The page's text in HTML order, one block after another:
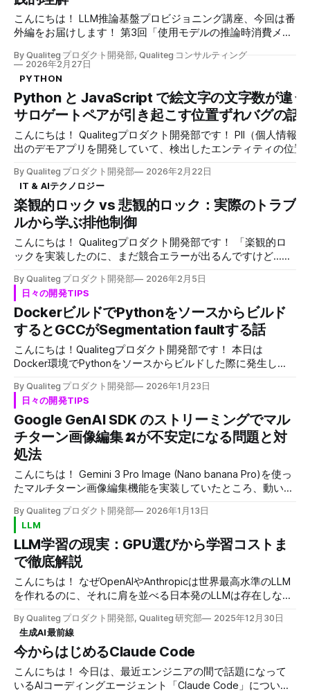
の高いベンチマークとして知られています。 本分析では、
商用APIモデルとオープンモデルの両方を対象に、それぞれ
の特徴や傾向を詳しく見ていきます。 オープンソースモデ
ルについて Weightがオープンなモデルは場合によっては
「オープンソースモデル」、「OSSモデル」と呼ばれます
が、モデルによっては「オープンソース」と呼ぶには不十分
な場合があるため本稿では、「オープンソースモデル」では
なく「オープンモデル」と表現しています。 ベンチマーク
分析について 本レポートは
こんにちは！ LLM推論基盤プロビジョニング講座、今回は番
外編をお届けします！ 第3回「使用モデルの推論時消費メモ
のフットプリントとKVキャッシュを紹介し、1トークンあた
りのKVキャッシュサイズの計算方法を解説しました。 また
第4回「推論エンジンの選定」ではvLLMやDeepSpeedなど
各推論エンジンの特性を比較し、第5回では量子化や並列化
による最適化戦略を解説してきました。 しかし、実はKVキ
ャッシュにはまだまだ掘り下げるべきトピックがあります。
* KVキャッシュをGPUのVRAMからCPU RAMやディスクにオ
フロードしたらどうなるのか？ どのくらい遅くなるのか？ *
HuggingFace TransformersとvLLMでは、KVキャッシュの管
理方針がなぜ根本的に異なるのか？ * そもそもKVキャッシ
ュが大きくなる原因であるアテンション構造を変えてしまう
GQA（Grouped-Query Attention）とは何か？ 第5回で紹介
した量子化とは別の軸で、KVキャッシュを劇的に小さくす
る技術です。
By Qualiteg プロダクト開発部, Qualiteg コンサルティング
2026年2月27日
PYTHON
Python と JavaScript で絵文字の文字数が違う
サロゲートペアが引き起こす位置ずれバグの話
こんにちは！ Qualitegプロダクト開発部です！ PII（個人情報）検
出のデモアプリを開発していて、検出したエンティティの位置
Python（FastAPI）、フロントエンドは JavaScript という構成
す。 ある日、テストデータにこんなメール文面を使ったところ、
ハイライトの位置が途中から微妙にずれるバグに遭遇しました
鈴木一郎 様 いつもお世話になっております。 サンプル商事の佐藤
でございます。 先日の件、確認が取れましたのでご連絡いたしま
す。 お忙しいところ恐縮ですが、ご確認のほど宜しくお願い致し
ます。 💻 ＃オンラインでのお打ち合わせ、お気軽に声がけくださ
い！
サンプル商事株式会社 営業部 第一課 山田 太郎 （Yamada
Taro） 〒100-0001 東京都千代田区千代田1-1-1 サンプルビル
tel: 03-1234-5678 https://example.com/contact 検出結果をハイ
ライト表示
By Qualiteg プロダクト開発部 2026年2月22日
IT & AIテクノロジー
楽観的ロック vs 悲観的ロック：実際のトラブ
ルから学ぶ排他制御
こんにちは！ Qualitegプロダクト開発部です！ 「楽観的ロ
ックを実装したのに、まだ競合エラーが出るんですけど...」
観的ロックと悲観的ロックの違いを、実際に発生したトラブ
ルを通じて解説します。 抽象的な説明ではなく、 「なぜそ
れが必要なのか」「どんな問題を解決できるのか」 を実感
できる内容を目指します。 目次 1. 問題の背景：並列処理で
謎のエラー 2. ロックなしの世界：なぜ競合が起きるのか 3.
楽観的ロックの導入：期待と現実 4. 楽観的ロックの限界：
解決できなかった問題 5. 悲観的ロックによる解決 6. 実装時
のハマりポイント 7. どちらを選ぶべきか：判断基準 8. まと
め 1. 問題の背景：並列処理で謎のエラー 1.1 システムの概要
私たちが開発していたのは、 複数のワークスペースを切り
替えて使用するAPIサーバー でした。 当社AI関係のプロダク
トの一部だったのですが、結合テスト兼負荷テストを実行す
ると、まれに発生してしまっていました。 ユーザーは複数
のワーキン
By Qualiteg プロダクト開発部 2026年2月5日
日々の開発TIPS
DockerビルドでPythonをソースからビルド
するとGCCがSegmentation faultする話
こんにちは！Qualitegプロダクト開発部です！ 本日は
Docker環境でPythonをソースからビルドした際に発生し
ついて共有します。 一見すると「リソース不足」や
「Docker特有の問題」に見えますが、実際には
PGO（Profile Guided Optimization）とLTO（Link Time
Optimization）を同時に有効にした場合に、GCC自身がクラ
ッシュするケースでした。 ただ、今回はDockerによって問
題が隠れやすいという点もきづいたので、あえてDockerを
織り交ぜた構成でのPythonソースビルドとＧＣＣクラッシュ
について実際に発生した題材をもとに共有させていただこう
ば幸いです TL;DR * Docker内でPythonを --enable-
optimizations --with-lto 付きでソースビルドすると GCCが
internal compiler error（Segmentati
By Qualiteg プロダクト開発部 2026年1月23日
日々の開発TIPS
Google GenAI SDK のストリーミングでマル
チターン画像編集🍌が不安定になる問題と対
処法
こんにちは！ Gemini 3 Pro Image (Nano banana Pro)を使っ
たマルチターン画像編集機能を実装していたところ、動いた
本記事では、この問題の現象、原因調査の過程、そして解決
策を共有します。 問題の現象 実行環境 Google GenAI SDKラ
イブラリ(pip)： google-genai 1.56.0 期待する動作 1. ユーザ
ー: 「かわいい子猫の画像を生成して」 2. Gemini: 子猫の画
像を生成 3. ユーザー: 「この子にメガネをかけて」 4.
Gemini: 同じ子猫にメガネをかけた画像を生成 実際に起きた
現象 1. ユーザー: 「かわいい子猫の画像を生成して」 2.
Gemini: 茶色の子猫の画像を生成 3. ユーザー: 「この子にメ
ガネをかけて」 4. Gemini: メガネをかけた女の子の画像を生
By Qualiteg プロダクト開発部 2026年1月13日
LLM
LLM学習の現実：GPU選びから学習コストま
で徹底解説
こんにちは！ なぜOpenAIやAnthropicは世界最高水準のLLM
を作れるのに、それに肩を並べる日本発のLLMは存在しない
題でしょうか。 答えはもっとシンプルです。GPUの枚数と
お金です。 今日はそんな 「LLMの学習」にフォーカスをあ
て、そのリアルについて徹底解説いたします！ 1. はじめに
「LLMを自分で学習させてみたい」 そう思ったとき、最初に
ぶつかる壁がGPUの問題です。 どのGPUを何枚使えばいい
のか。クラウドで借りるべきか、オンプレで買うべきか。そ
By Qualiteg プロダクト開発部, Qualiteg 研究部 2025年12月30日
生成AI最前線
今からはじめるClaude Code
こんにちは！ 今日は、最近エンジニアの間で話題になって
いるAIコーディングエージェント「Claude Code」について